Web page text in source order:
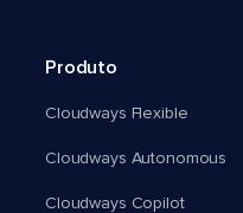
Produto
Cloudways Flexible
Cloudways Autonomous
Cloudways Copilot